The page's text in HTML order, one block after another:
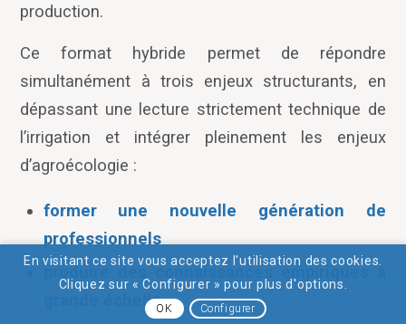
production.
Ce format hybride permet de répondre
simultanément à trois enjeux structurants, en
dépassant une lecture strictement technique de
l’irrigation et intégrer pleinement les enjeux
d’agroécologie :
former une nouvelle génération de
professionnels
produire des connaissances empiriquesà
chelle
En visitant ce site vous acceptez l'utilisation des cookies.
Cliquez sur « Configurer » pour plus d'options.
OK Configurer